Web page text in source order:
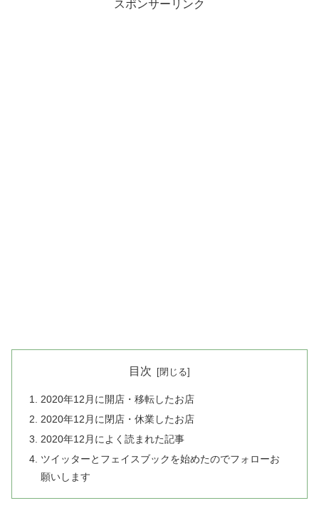
スポンサーリンク
目次
2020年12月に開店・移転したお店
2020年12月に閉店・休業したお店
2020年12月によく読まれた記事
ツイッターとフェイスブックを始めたのでフォローお
願いします